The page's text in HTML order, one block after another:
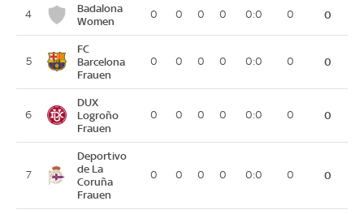
4
Badalona
Women
0 0 0 0 0:0 0 0
5
FC
Barcelona
Frauen
0 0 0 0 0:0 0 0
6
DUX
Logroño
Frauen
0 0 0 0 0:0 0 0
7
Deportivo
de La
Coruña
Frauen
0 0 0 0 0:0 0 0